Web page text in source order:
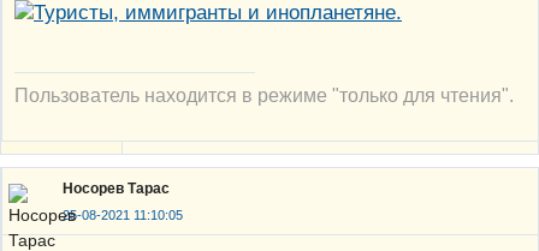
Пользователь находится в режиме "только для чтения".
Носорев Тарас
25-08-2021 11:10:05